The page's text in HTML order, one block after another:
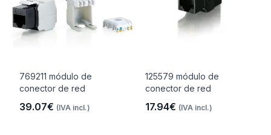
769211 módulo de
conector de red
39.07€ (IVA incl.)
125579 módulo de
conector de red
17.94€ (IVA incl.)